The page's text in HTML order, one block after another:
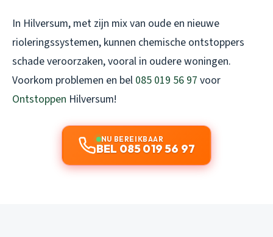
In Hilversum, met zijn mix van oude en nieuwe
rioleringssystemen, kunnen chemische ontstoppers
schade veroorzaken, vooral in oudere woningen.
Voorkom problemen en bel 085 019 56 97 voor
Ontstoppen Hilversum!
NU BEREIKBAAR
BEL 085 019 56 97